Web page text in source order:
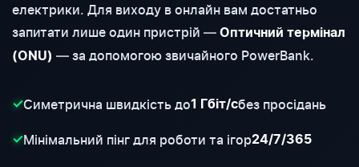
електрики. Для виходу в онлайн вам достатньо
запитати лише один пристрій — Оптичний термінал
(ONU) — за допомогою звичайного PowerBank.
✓Симетрична швидкість до1 Гбіт/сбез просідань
✓Мінімальний пінг для роботи та ігор24/7/365